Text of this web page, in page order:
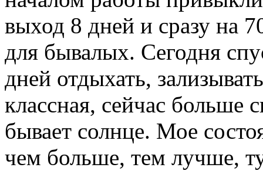
выход 8 дней и сразу на
для бывалых. Сегодня
дней отдыхать,
классная, сейчас больше
бывает солнце. Мое
чем больше, тем лучше,